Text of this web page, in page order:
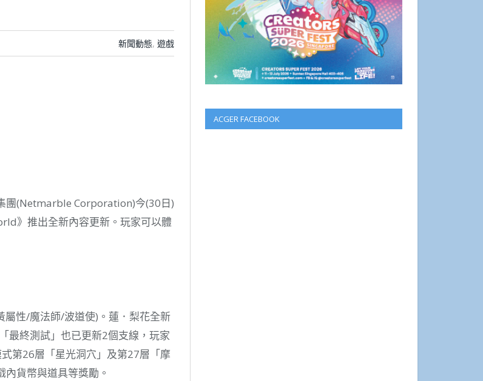
新聞動態, 遊戲
團(Netmarble Corporation)今(30日)
》推出全新內容更新。玩家可以體
屬性/魔法師/波道使)。蓮．梨花全新
最終測試」也已更新2個支線，玩家
第26層「星光洞穴」及第27層「摩
貨幣與道具等獎勵。
ACGER FACEBOOK